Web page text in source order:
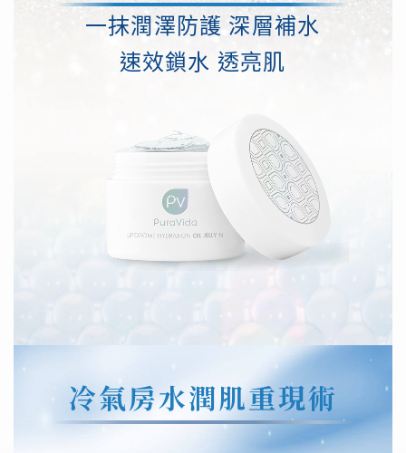
一抹潤澤防護 深層補水
速效鎖水 透亮肌
冷氣房水潤肌重現術